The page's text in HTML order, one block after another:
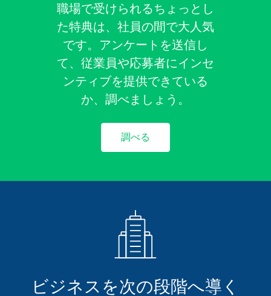
職場で受けられるちょっとし
た特典は、社員の間で大人気
です。アンケートを送信し
て、従業員や応募者にインセ
ンティブを提供できている
か、調べましょう。
調べる
ビジネスを次の段階へ導く